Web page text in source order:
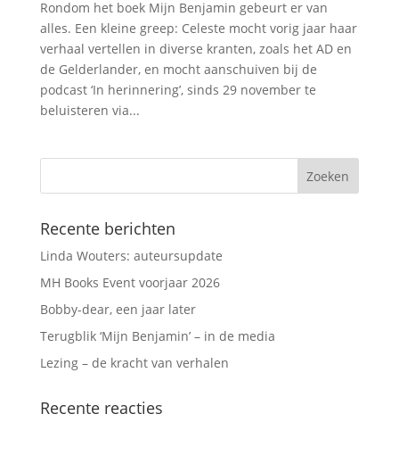
Rondom het boek Mijn Benjamin gebeurt er van
alles. Een kleine greep: Celeste mocht vorig jaar haar
verhaal vertellen in diverse kranten, zoals het AD en
de Gelderlander, en mocht aanschuiven bij de
podcast ‘In herinnering’, sinds 29 november te
beluisteren via...
Recente berichten
Linda Wouters: auteursupdate
MH Books Event voorjaar 2026
Bobby-dear, een jaar later
Terugblik ‘Mijn Benjamin’ – in de media
Lezing – de kracht van verhalen
Recente reacties